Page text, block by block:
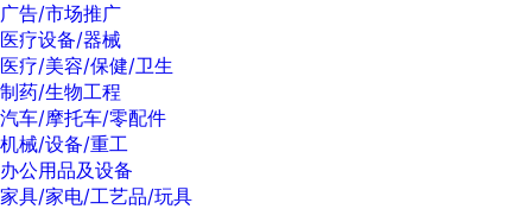
广告/市场推广
医疗设备/器械
医疗/美容/保健/卫生
制药/生物工程
汽车/摩托车/零配件
机械/设备/重工
办公用品及设备
家具/家电/工艺品/玩具